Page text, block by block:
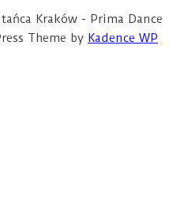
Kraków - Prima Dance
Theme by Kadence WP